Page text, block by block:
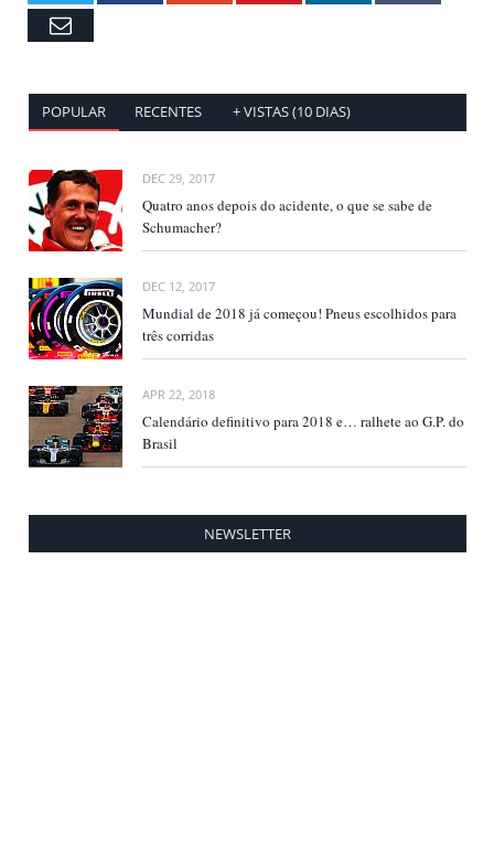
Email
POPULAR RECENTES + VISTAS (10 DIAS)
DEC 29, 2017
Quatro anos depois do acidente, o que se sabe de
Schumacher?
DEC 12, 2017
Mundial de 2018 já começou! Pneus escolhidos para
três corridas
APR 22, 2018
Calendário definitivo para 2018 e… ralhete ao G.P. do
Brasil
NEWSLETTER